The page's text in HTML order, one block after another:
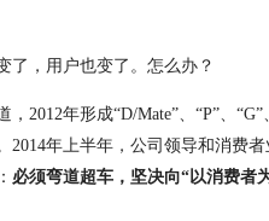
了，用户也变了。怎么办？
2012年形成“D/Mate”、“P”、
年上半年，公司领导和消费
必须弯道超车，坚决向“以消费者